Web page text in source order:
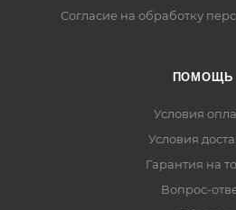
Согласие на обработку
ПОМОЩЬ
Условия
Условия
Гарантия на
Вопрос-